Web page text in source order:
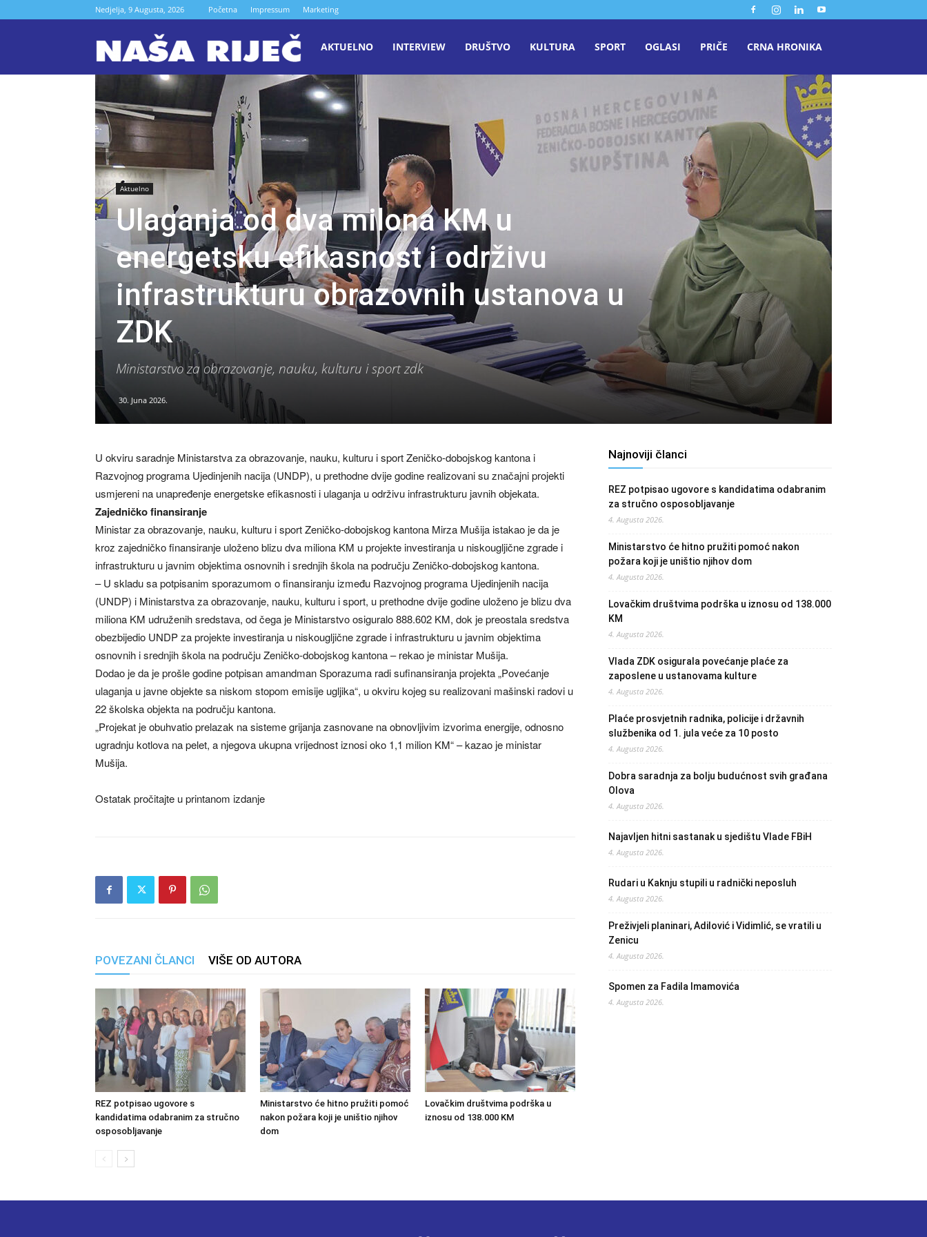
Nedjelja, 9 Augusta, 2026 Početna Impressum Marketing
Naša
riječ
Zenica
AKTUELNO INTERVIEW DRUŠTVO KULTURA SPORT OGLASI PRIČE CRNA HRONIKA
Aktuelno
Ulaganja od dva milona KM u
energetsku efikasnost i održivu
infrastrukturu obrazovnih ustanova u
ZDK
Ministarstvo za obrazovanje, nauku, kulturu i sport zdk
30. Juna 2026.
U okviru saradnje Ministarstva za obrazovanje, nauku, kulturu i sport Zeničko-dobojskog kantona i
Razvojnog programa Ujedinjenih nacija (UNDP), u prethodne dvije godine realizovani su značajni projekti
usmjereni na unapređenje energetske efikasnosti i ulaganja u održivu infrastrukturu javnih objekata.
Zajedničko finansiranje
Ministar za obrazovanje, nauku, kulturu i sport Zeničko-dobojskog kantona Mirza Mušija istakao je da je
kroz zajedničko finansiranje uloženo blizu dva miliona KM u projekte investiranja u niskougljične zgrade i
infrastrukturu u javnim objektima osnovnih i srednjih škola na području Zeničko-dobojskog kantona.
– U skladu sa potpisanim sporazumom o finansiranju između Razvojnog programa Ujedinjenih nacija
(UNDP) i Ministarstva za obrazovanje, nauku, kulturu i sport, u prethodne dvije godine uloženo je blizu dva
miliona KM udruženih sredstava, od čega je Ministarstvo osiguralo 888.602 KM, dok je preostala sredstva
obezbijedio UNDP za projekte investiranja u niskougljične zgrade i infrastrukturu u javnim objektima
osnovnih i srednjih škola na području Zeničko-dobojskog kantona – rekao je ministar Mušija.
Dodao je da je prošle godine potpisan amandman Sporazuma radi sufinansiranja projekta „Povećanje
ulaganja u javne objekte sa niskom stopom emisije ugljika“, u okviru kojeg su realizovani mašinski radovi u
22 školska objekta na području kantona.
„Projekat je obuhvatio prelazak na sisteme grijanja zasnovane na obnovljivim izvorima energije, odnosno
ugradnju kotlova na pelet, a njegova ukupna vrijednost iznosi oko 1,1 milion KM“ – kazao je ministar
Mušija.
Ostatak pročitajte u printanom izdanje
POVEZANI ČLANCI VIŠE OD AUTORA
REZ potpisao ugovore s
kandidatima odabranim za stručno
osposobljavanje
Ministarstvo će hitno pružiti pomoć
nakon požara koji je uništio njihov
dom
Lovačkim društvima podrška u
iznosu od 138.000 KM
Najnoviji članci
REZ potpisao ugovore s kandidatima odabranim
za stručno osposobljavanje
4. Augusta 2026.
Ministarstvo će hitno pružiti pomoć nakon
požara koji je uništio njihov dom
4. Augusta 2026.
Lovačkim društvima podrška u iznosu od 138.000
KM
4. Augusta 2026.
Vlada ZDK osigurala povećanje plaće za
zaposlene u ustanovama kulture
4. Augusta 2026.
Plaće prosvjetnih radnika, policije i državnih
službenika od 1. jula veće za 10 posto
4. Augusta 2026.
Dobra saradnja za bolju budućnost svih građana
Olova
4. Augusta 2026.
Najavljen hitni sastanak u sjedištu Vlade FBiH
4. Augusta 2026.
Rudari u Kaknju stupili u radnički neposluh
4. Augusta 2026.
Preživjeli planinari, Adilović i Vidimlić, se vratili u
Zenicu
4. Augusta 2026.
Spomen za Fadila Imamovića
4. Augusta 2026.